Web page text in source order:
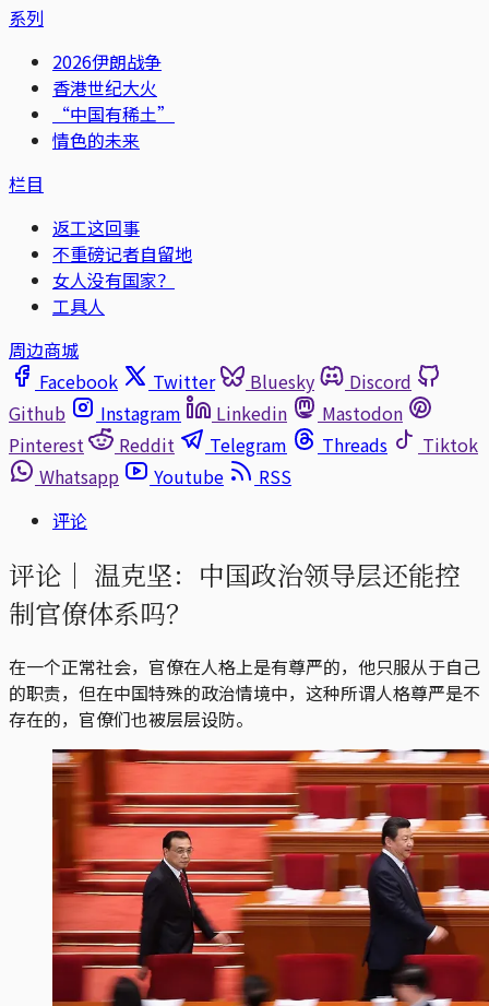
系列
2026伊朗战争
香港世纪大火
“中国有稀土”
情色的未来
栏目
返工这回事
不重磅记者自留地
女人没有国家？
工具人
周边商城
Facebook
Twitter Bluesky
Discord
Github
Instagram Linkedin
Mastodon
Pinterest
Reddit Telegram Threads
Tiktok
Whatsapp
Youtube
RSS
评论
评论｜ 温克坚：中国政治领导层还能控
制官僚体系吗？
在一个正常社会，官僚在人格上是有尊严的，他只服从于自己
的职责，但在中国特殊的政治情境中，这种所谓人格尊严是不
存在的，官僚们也被层层设防。